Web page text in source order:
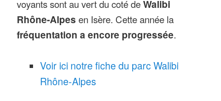
voyants sont au vert du coté deWalibi
Rhône-Alpesen Isère. Cette année la
fréquentation a encore progressée.
Voir ici notre fiche du parc Walibi
Rhône-Alpes